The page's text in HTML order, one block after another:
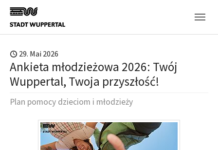
Skip to main content
29. Mai 2026
Ankieta młodzieżowa 2026: Twój
Wuppertal, Twoja przyszłość!
Plan pomocy dzieciom i młodzieży